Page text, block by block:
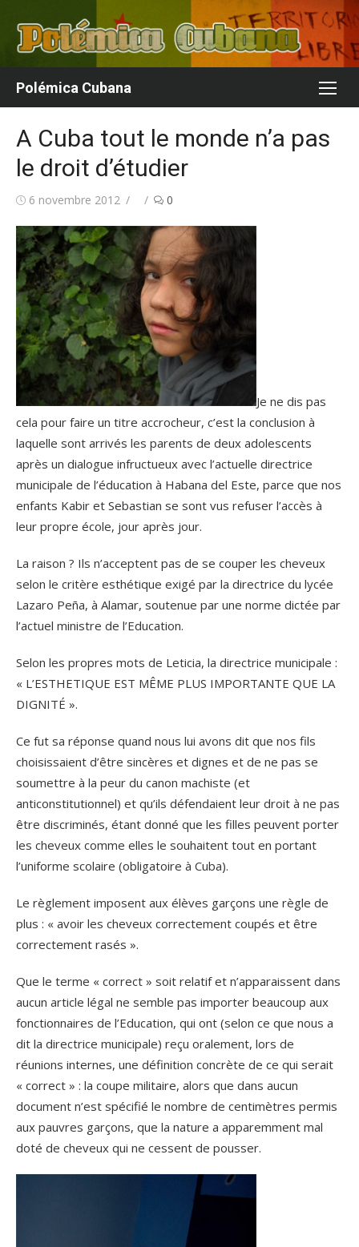
contenu
Polémica Cubana
A Cuba tout le monde n’a pas
le droit d’étudier
Publié6 novembre 2012 Auteur/autrice
0
Je ne dis pas
cela pour faire un titre accrocheur, c’est la conclusion à
laquelle sont arrivés les parents de deux adolescents
après un dialogue infructueux avec l’actuelle directrice
municipale de l’éducation à Habana del Este, parce que nos
enfants Kabir et Sebastian se sont vus refuser l’accès à
leur propre école, jour après jour.
La raison ? Ils n’acceptent pas de se couper les cheveux
selon le critère esthétique exigé par la directrice du lycée
Lazaro Peña, à Alamar, soutenue par une norme dictée par
l’actuel ministre de l’Education.
Selon les propres mots de Leticia, la directrice municipale :
« L’ESTHETIQUE EST MÊME PLUS IMPORTANTE QUE LA
DIGNITÉ ».
Ce fut sa réponse quand nous lui avons dit que nos fils
choisissaient d’être sincères et dignes et de ne pas se
soumettre à la peur du canon machiste (et
anticonstitutionnel) et qu’ils défendaient leur droit à ne pas
être discriminés, étant donné que les filles peuvent porter
les cheveux comme elles le souhaitent tout en portant
l’uniforme scolaire (obligatoire à Cuba).
Le règlement imposent aux élèves garçons une règle de
plus : « avoir les cheveux correctement coupés et être
correctement rasés ».
Que le terme « correct » soit relatif et n’apparaissent dans
aucun article légal ne semble pas importer beaucoup aux
fonctionnaires de l’Education, qui ont (selon ce que nous a
dit la directrice municipale) reçu oralement, lors de
réunions internes, une définition concrète de ce qui serait
« correct » : la coupe militaire, alors que dans aucun
document n’est spécifié le nombre de centimètres permis
aux pauvres garçons, que la nature a apparemment mal
doté de cheveux qui ne cessent de pousser.